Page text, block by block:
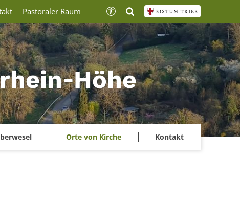
Orte von Kirche Kontakt
Pastoraler Raum